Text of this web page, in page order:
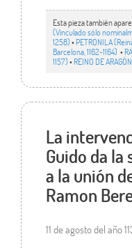
Esta pieza también
(Vinculado sólo
1258)• PETRONILA
Barcelona, 1162-1164) •
1157)• REINO DE
La
Guido da
a la unión
Ramon
11 de agosto del año